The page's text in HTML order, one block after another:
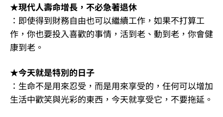
★現代人壽命增長，不必急著退休
：即使得到財務自由也可以繼續工作，如果不打算工
作，你也要投入喜歡的事情，活到老、動到老，你會健
康到老。
★今天就是特別的日子
：生命不是用來忍受，而是用來享受的，任何可以增加
生活中歡笑與光彩的東西，今天就享受它，不要拖延。